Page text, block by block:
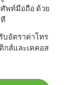
พท์มือถือ ด้วย
บอัตราค่าโทร
กส์และเคคอส